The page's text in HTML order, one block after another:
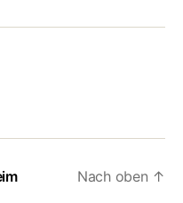
Nach oben ↑